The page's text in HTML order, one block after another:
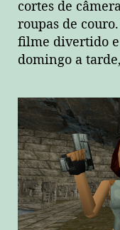
cortes de
roupas de
filme divertido
domingo a